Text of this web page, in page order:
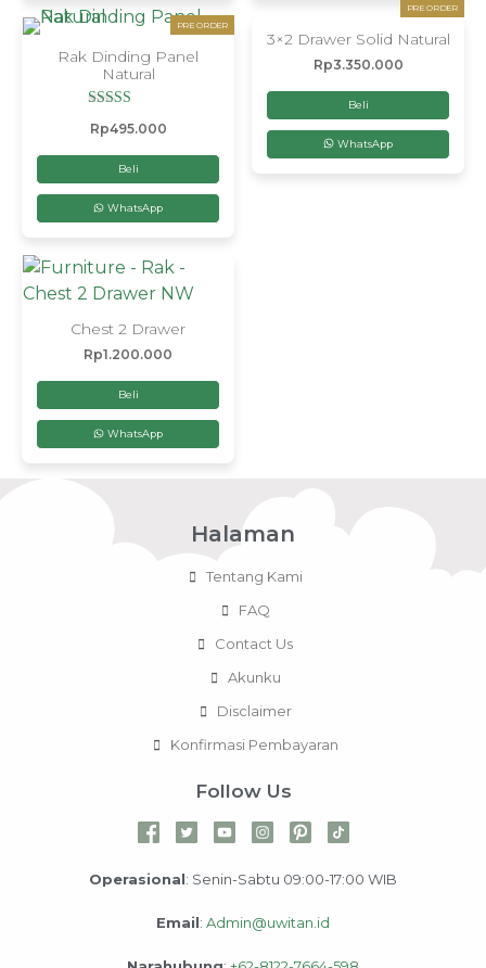
PRE ORDER
Rak Dinding Panel
Natural
5.00
Rp495.000
Beli
WhatsApp
PRE ORDER
3×2 Drawer Solid Natural
Rp3.350.000
Beli
WhatsApp
Chest 2 Drawer
Rp1.200.000
Beli
WhatsApp
Halaman
Tentang Kami
FAQ
Contact Us
Akunku
Disclaimer
Konfirmasi Pembayaran
Follow Us
Operasional: Senin-Sabtu 09:00-17:00 WIB
Email: Admin@uwitan.id